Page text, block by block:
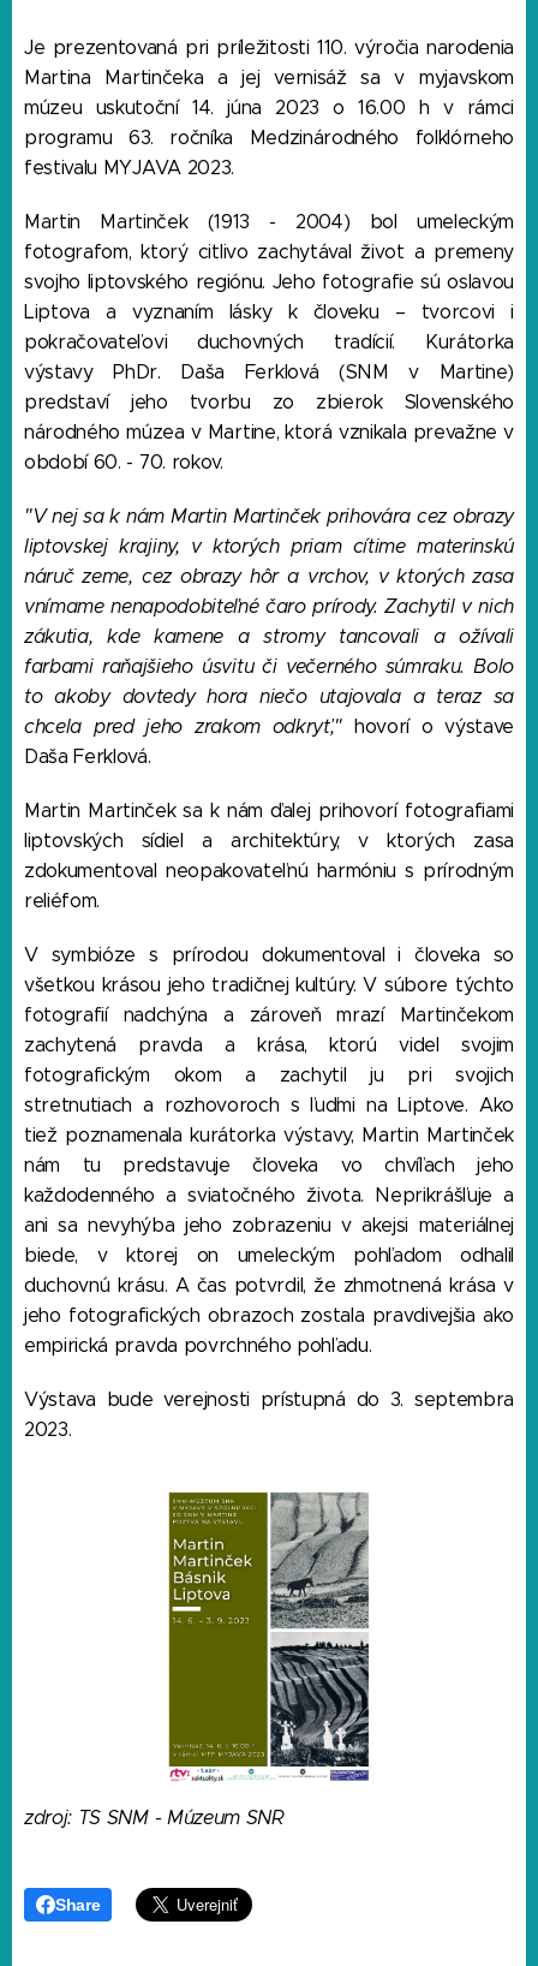
Je prezentovaná pri príležitosti 110. výročia narodenia
Martina Martinčeka a jej vernisáž sa v myjavskom
múzeu uskutoční 14. júna 2023 o 16.00 h v rámci
programu 63. ročníka Medzinárodného folklórneho
festivalu MYJAVA 2023.
Martin Martinček (1913 - 2004) bol umeleckým
fotografom, ktorý citlivo zachytával život a premeny
svojho liptovského regiónu. Jeho fotografie sú oslavou
Liptova a vyznaním lásky k človeku – tvorcovi i
pokračovateľovi duchovných tradícií. Kurátorka
výstavy PhDr. Daša Ferklová (SNM v Martine)
predstaví jeho tvorbu zo zbierok Slovenského
národného múzea v Martine, ktorá vznikala prevažne v
období 60. - 70. rokov.
"V nej sa k nám Martin Martinček prihovára cez obrazy
liptovskej krajiny, v ktorých priam cítime materinskú
náruč zeme, cez obrazy hôr a vrchov, v ktorých zasa
vnímame nenapodobiteľné čaro prírody. Zachytil v nich
zákutia, kde kamene a stromy tancovali a ožívali
farbami raňajšieho úsvitu či večerného súmraku. Bolo
to akoby dovtedy hora niečo utajovala a teraz sa
chcela pred jeho zrakom odkryť," hovorí o výstave
Daša Ferklová.
Martin Martinček sa k nám ďalej prihovorí fotografiami
liptovských sídiel a architektúry, v ktorých zasa
zdokumentoval neopakovateľnú harmóniu s prírodným
reliéfom.
V symbióze s prírodou dokumentoval i človeka so
všetkou krásou jeho tradičnej kultúry. V súbore týchto
fotografií nadchýna a zároveň mrazí Martinčekom
zachytená pravda a krása, ktorú videl svojim
fotografickým okom a zachytil ju pri svojich
stretnutiach a rozhovoroch s ľuďmi na Liptove. Ako
tiež poznamenala kurátorka výstavy, Martin Martinček
nám tu predstavuje človeka vo chvíľach jeho
každodenného a sviatočného života. Neprikrášľuje a
ani sa nevyhýba jeho zobrazeniu v akejsi materiálnej
biede, v ktorej on umeleckým pohľadom odhalil
duchovnú krásu. A čas potvrdil, že zhmotnená krása v
jeho fotografických obrazoch zostala pravdivejšia ako
empirická pravda povrchného pohľadu.
Výstava bude verejnosti prístupná do 3. septembra
2023.
zdroj: TS SNM - Múzeum SNR
Share